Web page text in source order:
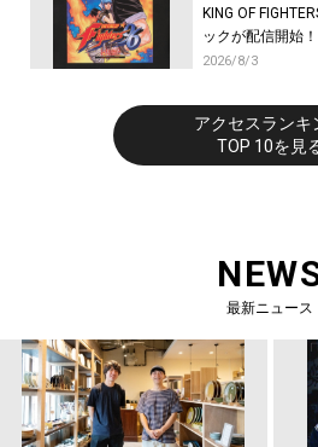
KING OF
ックが配信開始！
2026/8/3
アクセスランキ
TOP 10を見
最新ニュース